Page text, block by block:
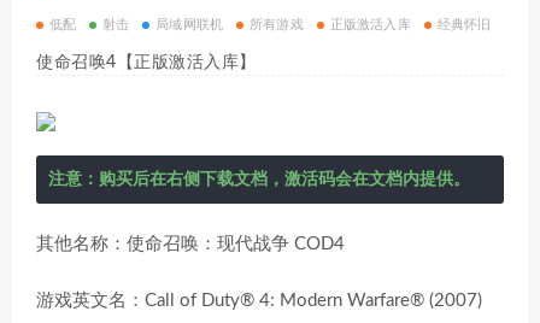
低配 射击 局域网联机 所有游戏 正版激活入库 经典怀旧
使命召唤4【正版激活入库】
注意：购买后在右侧下载文档，激活码会在文档内提供。
其他名称：使命召唤：现代战争 COD4
游戏英文名：Call of Duty® 4: Modern Warfare® (2007)